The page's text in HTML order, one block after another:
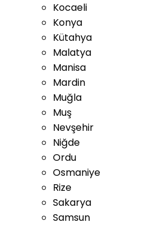
Kocaeli
Konya
Kütahya
Malatya
Manisa
Mardin
Muğla
Muş
Nevşehir
Niğde
Ordu
Osmaniye
Rize
Sakarya
Samsun